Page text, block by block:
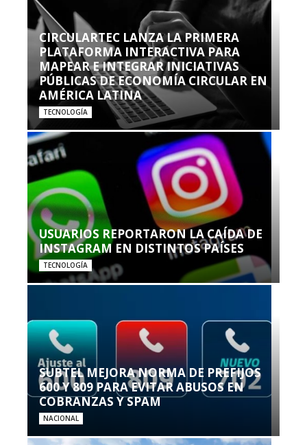
CIRCULARTEC LANZA LA PRIMERA
PLATAFORMA INTERACTIVA PARA
MAPEAR E INTEGRAR INICIATIVAS
PÚBLICAS DE ECONOMÍA CIRCULAR EN
AMÉRICA LATINA
TECNOLOGÍA
USUARIOS REPORTARON LA CAÍDA DE
INSTAGRAM EN DISTINTOS PAÍSES
TECNOLOGÍA
SUBTEL MEJORA NORMA DE PREFIJOS
600 Y 809 PARA EVITAR ABUSOS EN
COBRANZAS Y SPAM
NACIONAL